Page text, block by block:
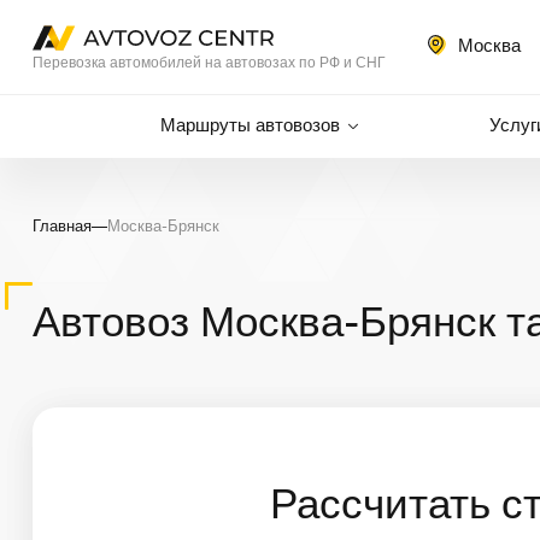
Перевозка автомобилей на автовозах по РФ и СНГ
Москва
Маршруты автовозов
Главная—Москва-Брянск
Автовоз Москва-Брянск
Рассчитать